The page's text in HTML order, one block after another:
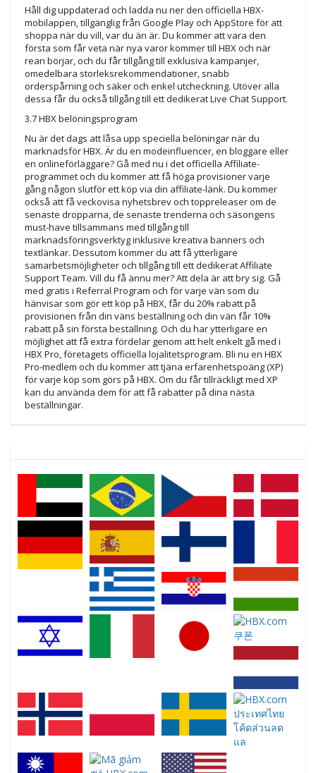
Håll dig uppdaterad och ladda nu ner den officiella HBX-
mobilappen, tillgänglig från Google Play och AppStore för att
shoppa när du vill, var du än är. Du kommer att vara den
första som får veta när nya varor kommer till HBX och när
rean börjar, och du får tillgång till exklusiva kampanjer,
omedelbara storleksrekommendationer, snabb
orderspårning och säker och enkel utcheckning. Utöver alla
dessa får du också tillgång till ett dedikerat Live Chat Support.
3.7 HBX belöningsprogram
Nu är det dags att låsa upp speciella belöningar när du
marknadsför HBX. Är du en modeinfluencer, en bloggare eller
en onlineförläggare? Gå med nu i det officiella Affiliate-
programmet och du kommer att få höga provisioner varje
gång någon slutför ett köp via din affiliate-länk. Du kommer
också att få veckovisa nyhetsbrev och toppreleaser om de
senaste dropparna, de senaste trenderna och säsongens
must-have tillsammans med tillgång till
marknadsföringsverktyg inklusive kreativa banners och
textlänkar. Dessutom kommer du att få ytterligare
samarbetsmöjligheter och tillgång till ett dedikerat Affiliate
Support Team. Vill du få ännu mer? Att dela är att bry sig. Gå
med gratis i Referral Program och för varje vän som du
hänvisar som gör ett köp på HBX, får du 20% rabatt på
provisionen från din väns beställning och din vän får 10%
rabatt på sin första beställning. Och du har ytterligare en
möjlighet att få extra fördelar genom att helt enkelt gå med i
HBX Pro, företagets officiella lojalitetsprogram. Bli nu en HBX
Pro-medlem och du kommer att tjäna erfarenhetspoäng (XP)
för varje köp som görs på HBX. Om du får tillräckligt med XP
kan du använda dem för att få rabatter på dina nästa
beställningar.